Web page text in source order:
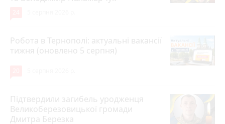
Робота в Тернополі: актуальні вакансії
тижня (оновлено 5 серпня)
Підтвердили загибель уродженця
Великоберезовицької громади
Дмитра Березка